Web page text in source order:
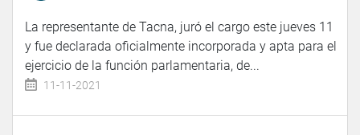
La representante de Tacna, juró el cargo este jueves 11
y fue declarada oficialmente incorporada y apta para el
ejercicio de la función parlamentaria, de...
11-11-2021